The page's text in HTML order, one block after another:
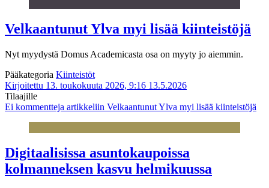
Velkaantunut Ylva myi lisää kiinteistöjä
Nyt myydystä Domus Academicasta osa on myyty jo aiemmin.
Pääkategoria Kiinteistöt
Kirjoitettu 13. toukokuuta 2026, 9:16 13.5.2026
Tilaajille
Ei kommentteja artikkeliin Velkaantunut Ylva myi lisää kiinteistöjä
Digitaalisissa asuntokaupoissa
kolmanneksen kasvu helmikuussa